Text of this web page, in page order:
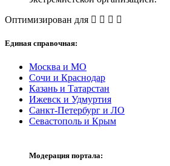
Оптимизирован для
Единая справочная:
Москва и МО
Сочи и Краснодар
Казань и Татарстан
Ижевск и Удмуртия
Санкт-Петербург и ЛО
Севастополь и Крым
Модерация портала: